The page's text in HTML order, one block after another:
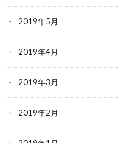
2019年5月
2019年4月
2019年3月
2019年2月